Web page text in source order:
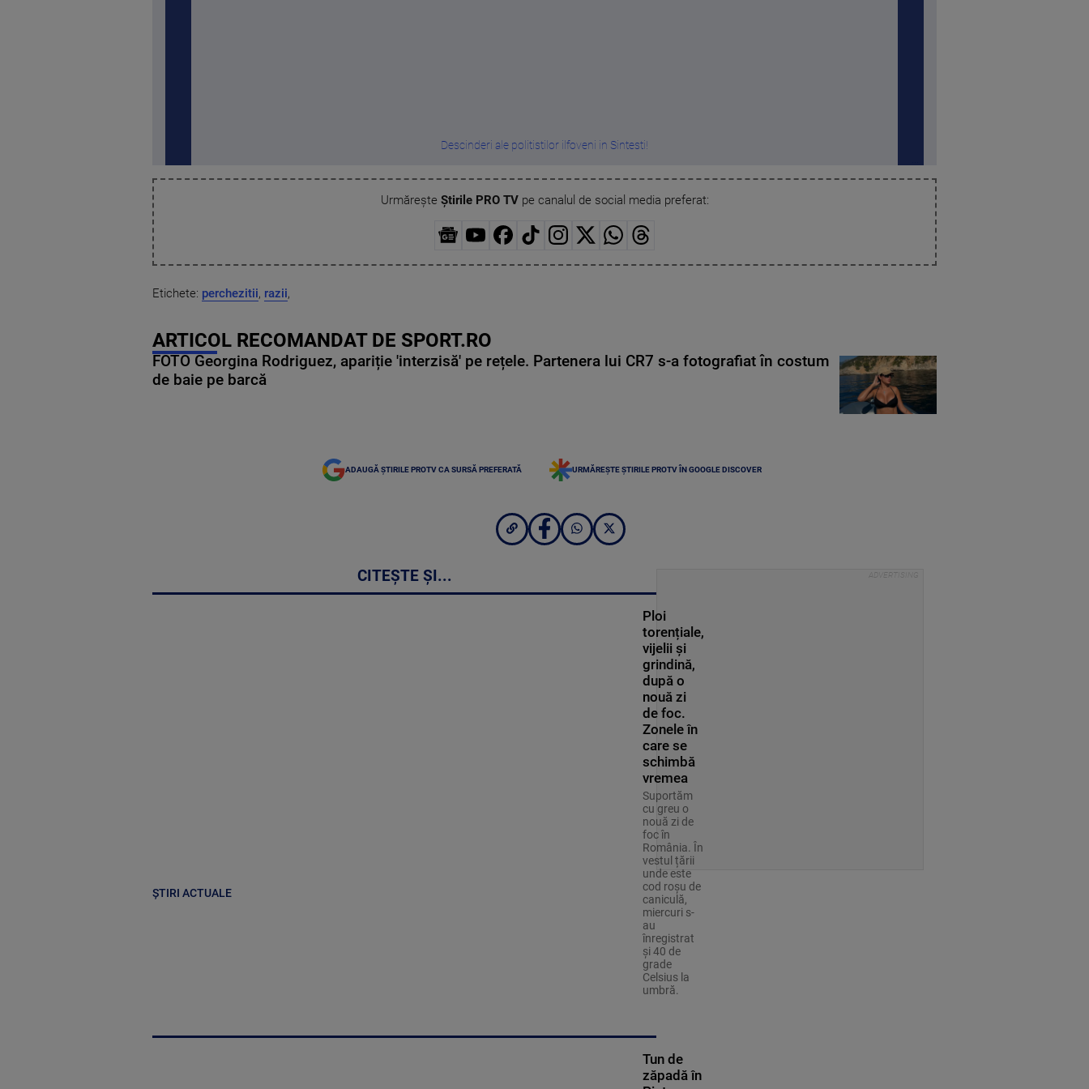
Descinderi ale politistilor ilfoveni in Sintesti!
Urmărește Știrile PRO TVpe canalul de social media preferat:
Etichete: perchezitii, razii,
ARTICOL RECOMANDAT DE SPORT.RO
FOTO Georgina Rodriguez, apariție 'interzisă' pe rețele. Partenera lui CR7 s-a fotografiat în costum
de baie pe barcă
ADAUGĂ ȘTIRILE PROTV CA SURSĂ PREFERATĂ URMĂREȘTE ȘTIRILE PROTV ÎN GOOGLE DISCOVER
CITEȘTE ȘI...
ȘTIRI ACTUALE
Ploi
torențiale,
vijelii și
grindină,
după o
nouă zi
de foc.
Zonele în
care se
schimbă
vremea
Suportăm
cu greu o
nouă zi de
foc în
România. În
vestul țării
unde este
cod roșu de
caniculă,
miercuri s-
au
înregistrat
și 40 de
grade
Celsius la
umbră.
Tun de
zăpadă în